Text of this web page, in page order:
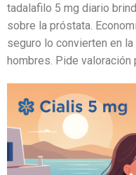
tadalafilo 5 mg diario
sobre la próstata.
seguro lo convierten en
hombres. Pide valoración